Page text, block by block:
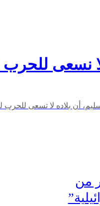
لا نسعى
من